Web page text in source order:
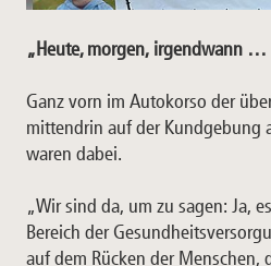
„Heute, morgen, irgendwann
Ganz vorn im Autokorso der
mittendrin auf der Kundgebung
waren dabei.
„Wir sind da, um zu sagen: Ja,
Bereich der
auf dem Rücken der